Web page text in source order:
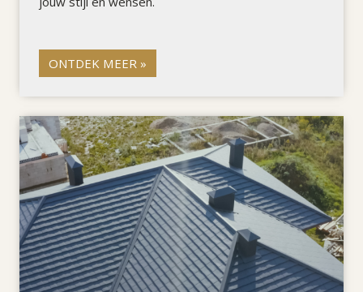
ONTDEK MEER »